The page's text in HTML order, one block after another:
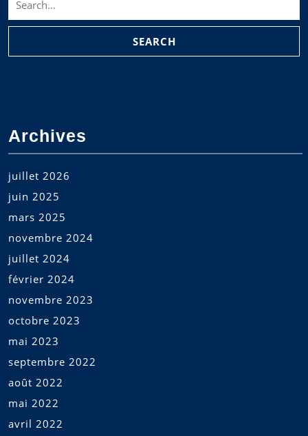
for:
Archives
juillet 2026
juin 2025
mars 2025
novembre 2024
juillet 2024
février 2024
novembre 2023
octobre 2023
mai 2023
septembre 2022
août 2022
mai 2022
avril 2022